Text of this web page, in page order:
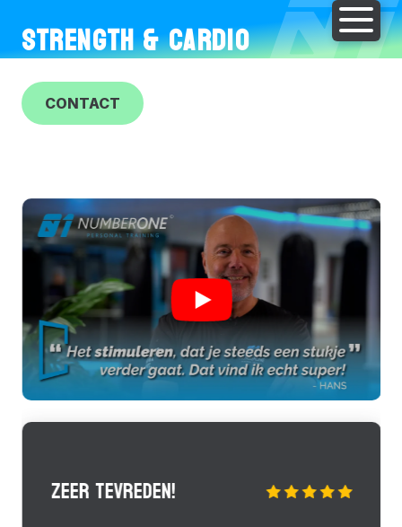
STRENGTH & CARDIO
CONTACT
ZEER TEVREDEN!